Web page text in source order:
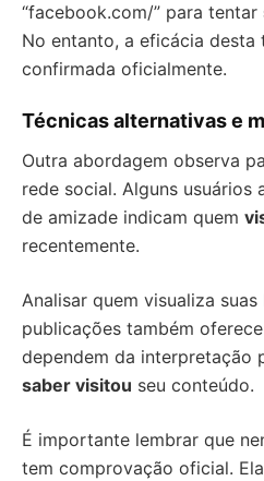
“facebook.com/” para tentar
No entanto, a eficácia desta
confirmada oficialmente.
Técnicas alternativas e
Outra abordagem observa
rede social. Alguns usuários
de amizade indicam quem
recentemente.
Analisar quem visualiza
publicações também
dependem da interpretação
saber visitou seu conteúdo.
É importante lembrar que
tem comprovação oficial.